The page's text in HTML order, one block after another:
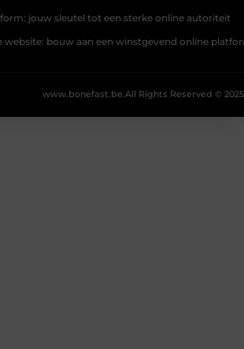
jouw sleutel tot een sterke online autoriteit
website: bouw aan een winstgevend online
All Rights Reserved © 2025
www.bonefast.be.